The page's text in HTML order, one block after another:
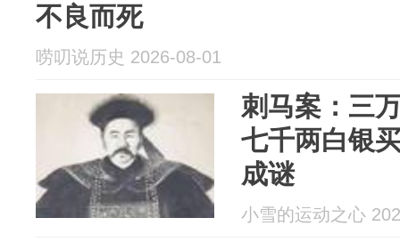
不良而死
唠叨说历史 2026-08-01
刺马案：三
七千两白银
成谜
小雪的运动之心